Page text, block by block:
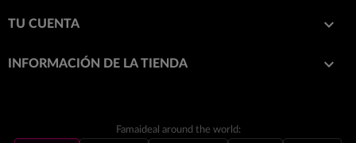
TU CUENTA 
INFORMACIÓN DE LA TIENDA keyboard_arrow_down
Famaideal around the world: